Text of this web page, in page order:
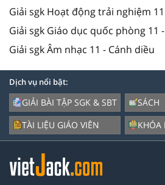
Giải sgk Hoạt động trải nghiệm
Giải sgk Giáo dục quốc phòng 11
Giải sgk Âm nhạc 11 - Cánh diều
Dịch vụ nổi bật:
GIẢI BÀI TẬP SGK & SBT
TÀI LIỆU GIÁO VIÊN
SÁCH
KHÓA